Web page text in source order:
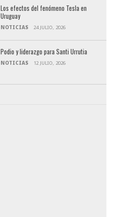
Los efectos del fenómeno Tesla en
Uruguay
NOTICIAS 24 JULIO, 2026
Podio y liderazgo para Santi Urrutia
NOTICIAS 12 JULIO, 2026